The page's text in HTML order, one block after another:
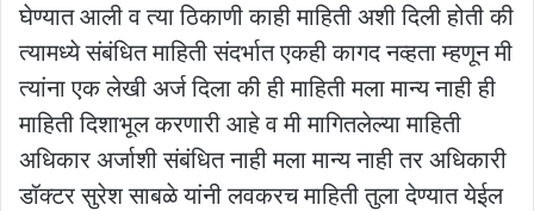
घेण्यात आली व त्या ठिकाणी काही माहिती अशी दिली होती की
त्यामध्ये संबंधित माहिती संदर्भात एकही कागद नव्हता म्हणून मी
त्यांना एक लेखी अर्ज दिला की ही माहिती मला मान्य नाही ही
माहिती दिशाभूल करणारी आहे व मी मागितलेल्या माहिती
अधिकार अर्जाशी संबंधित नाही मला मान्य नाही तर अधिकारी
डॉक्टर सुरेश साबळे यांनी लवकरच माहिती तुला देण्यात येईल